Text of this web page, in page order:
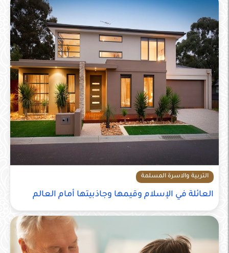
التربية والاسرة المسلمة
العائلة في الإسلام وقيمها وجاذبيتها أمام العالم